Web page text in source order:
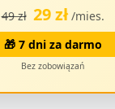
49 zł 29 zł /mies.
🎁 7 dni za darmo
Bez zobowiązań